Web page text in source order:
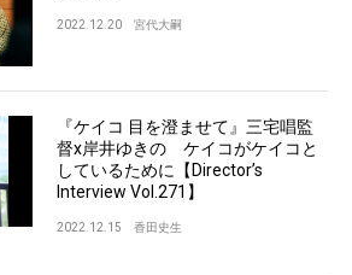
2022.12.20 宮代大嗣
『ケイコ 目を澄ませて』三宅唱監
督x岸井ゆきの ケイコがケイコと
しているために【Director’s
Interview Vol.271】
2022.12.15 香田史生